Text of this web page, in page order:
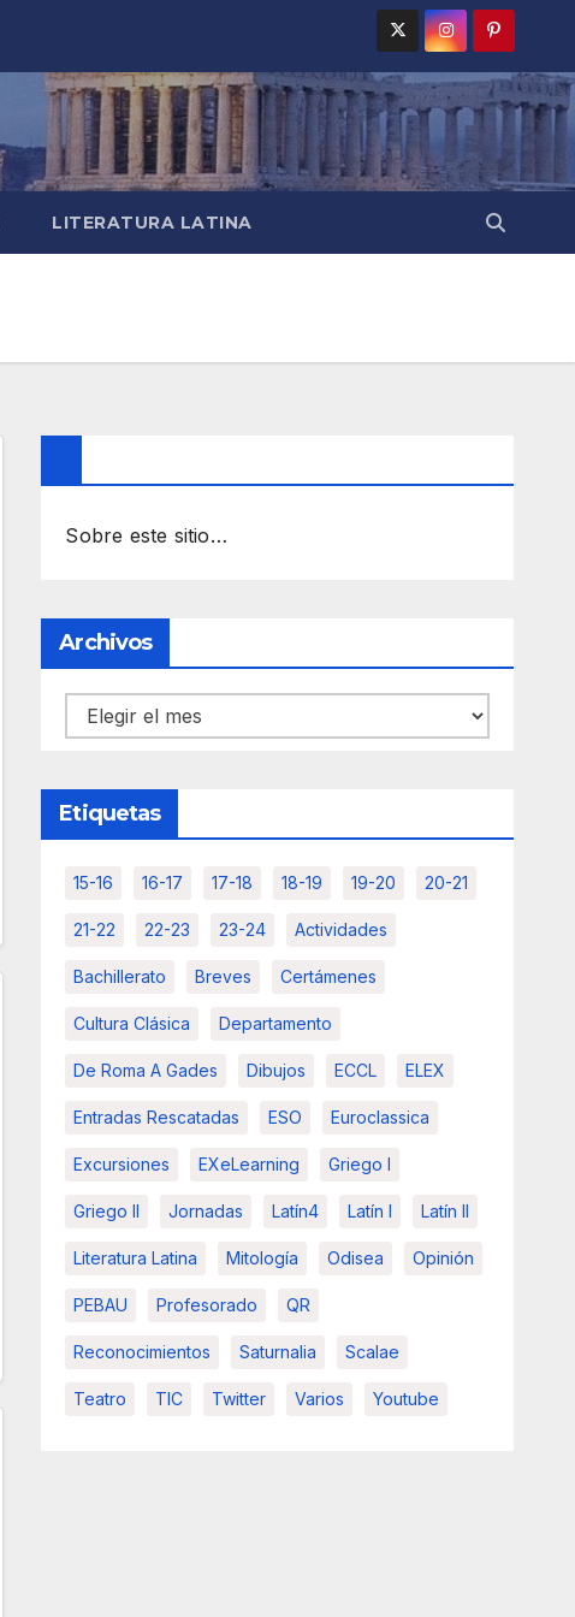
LITERATURA LATINA
Sobre este sitio…
Archivos
Archivos
Etiquetas
15-16 16-17 17-18 18-19 19-20 20-21
21-22 22-23 23-24 Actividades
Bachillerato Breves Certámenes
Cultura Clásica Departamento
De Roma A Gades Dibujos ECCL ELEX
Entradas Rescatadas ESO Euroclassica
Excursiones EXeLearning Griego I
Griego II Jornadas Latín4 Latín I Latín II
Literatura Latina Mitología Odisea Opinión
PEBAU Profesorado QR
Reconocimientos Saturnalia Scalae
Teatro TIC Twitter Varios Youtube